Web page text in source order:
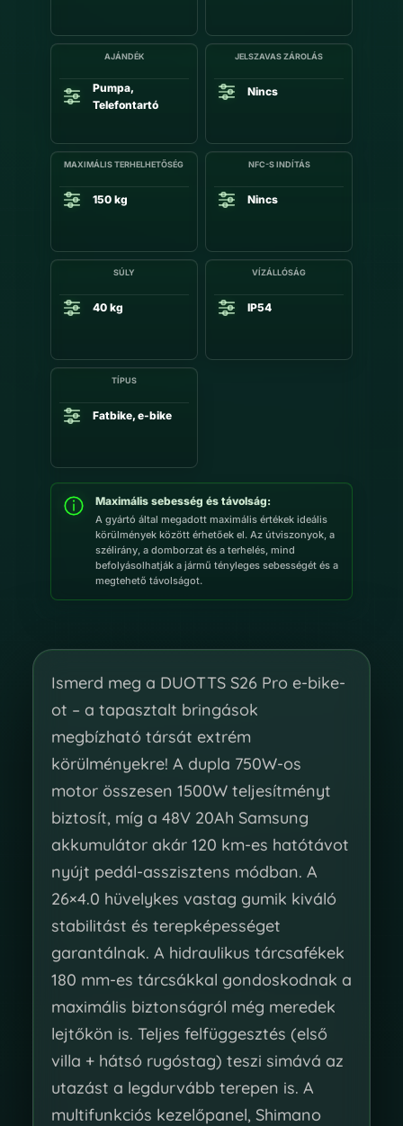
AJÁNDÉK
Pumpa,
Telefontartó
JELSZAVAS ZÁROLÁS
Nincs
MAXIMÁLIS TERHELHETŐSÉG
150 kg
NFC-S INDÍTÁS
Nincs
SÚLY
40 kg
VÍZÁLLÓSÁG
IP54
TÍPUS
Fatbike, e-bike
Maximális sebesség és távolság:
A gyártó által megadott maximális értékek ideális
körülmények között érhetőek el. Az útviszonyok, a
szélirány, a domborzat és a terhelés, mind
befolyásolhatják a jármű tényleges sebességét és a
megtehető távolságot.
Ismerd meg a DUOTTS S26 Pro e-bike-
ot – a tapasztalt bringások
megbízható társát extrém
körülményekre! A dupla 750W-os
motor összesen 1500W teljesítményt
biztosít, míg a 48V 20Ah Samsung
akkumulátor akár 120 km-es hatótávot
nyújt pedál-asszisztens módban. A
26×4.0 hüvelykes vastag gumik kiváló
stabilitást és terepképességet
garantálnak. A hidraulikus tárcsafékek
180 mm-es tárcsákkal gondoskodnak a
maximális biztonságról még meredek
lejtőkön is. Teljes felfüggesztés (első
villa + hátsó rugóstag) teszi simává az
utazást a legdurvább terepen is. A
multifunkciós kezelőpanel, Shimano